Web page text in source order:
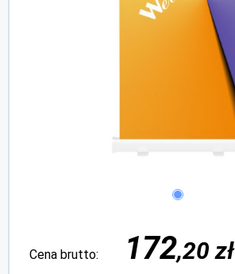
Cena brutto: 172,20 zł